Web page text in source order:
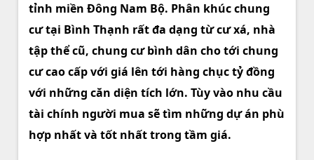
tỉnh miền Đông Nam Bộ. Phân khúc chung
cư tại Bình Thạnh rất đa dạng từ cư xá, nhà
tập thể cũ, chung cư bình dân cho tới chung
cư cao cấp với giá lên tới hàng chục tỷ đồng
với những căn diện tích lớn. Tùy vào nhu cầu
tài chính người mua sẽ tìm những dự án phù
hợp nhất và tốt nhất trong tầm giá.